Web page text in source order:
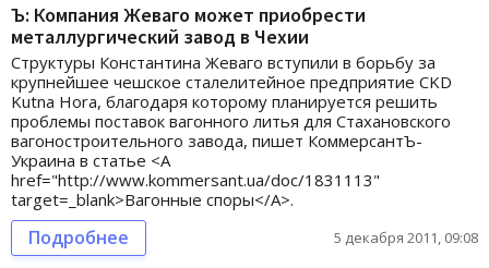
Ъ: Компания Жеваго может приобрести
металлургический завод в Чехии
Структуры Константина Жеваго вступили в борьбу за
крупнейшее чешское сталелитейное предприятие CKD
Kutna Hora, благодаря которому планируется решить
проблемы поставок вагонного литья для Стахановского
вагоностроительного завода, пишет КоммерсантЪ-
Украина в статье <A
href="http://www.kommersant.ua/doc/1831113"
target=_blank>Вагонные споры</A>.
Подробнее 5 декабря 2011, 09:08